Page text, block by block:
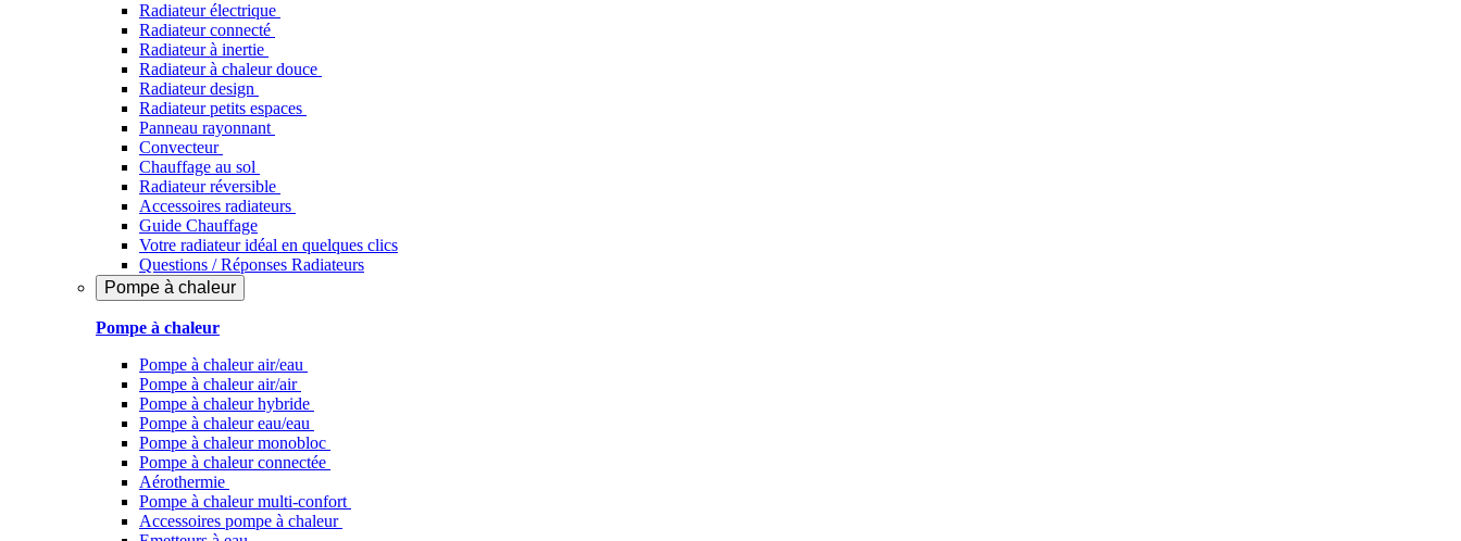
Radiateur électrique
Radiateur connecté
Radiateur à inertie
Radiateur à chaleur douce
Radiateur design
Radiateur petits espaces
Panneau rayonnant
Convecteur
Chauffage au sol
Radiateur réversible
Accessoires radiateurs
Guide Chauffage
Votre radiateur idéal en quelques clics
Questions / Réponses Radiateurs
Pompe à chaleur
Pompe à chaleur
Pompe à chaleur air/eau
Pompe à chaleur air/air
Pompe à chaleur hybride
Pompe à chaleur​ eau/eau
Pompe à chaleur monobloc
Pompe à chaleur connectée
Aérothermie
Pompe à chaleur multi-confort
Accessoires pompe à chaleur